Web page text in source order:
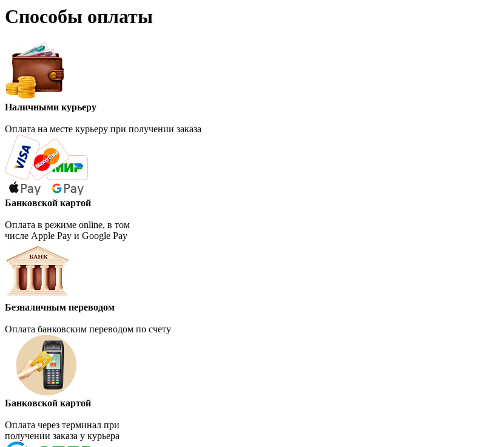
Способы оплаты
Наличными курьеру
Оплата на месте курьеру при получении заказа
Банковской картой
Оплата в режиме online, в том
числе Apple Pay и Google Pay
Безналичным переводом
Оплата банковским переводом по счету
Банковской картой
Оплата через терминал при
получении заказа у курьера